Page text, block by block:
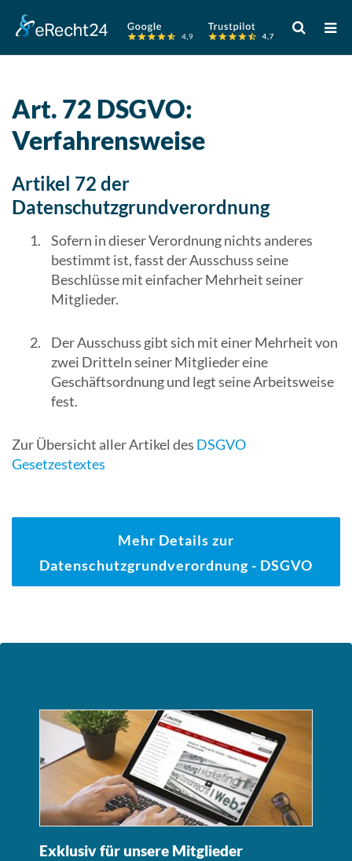
Verwende
die
Pfeile
die
zu
verwenden.
Art. 72 DSGVO:
Verfahrensweise
Artikel 72 der
Datenschutzgrundverordnung
Sofern in dieser Verordnung nichts anderes
bestimmt ist, fasst der Ausschuss seine
Beschlüsse mit einfacher Mehrheit seiner
Mitglieder.
Der Ausschuss gibt sich mit einer Mehrheit von
zwei Dritteln seiner Mitglieder eine
Geschäftsordnung und legt seine Arbeitsweise
fest.
Zur Übersicht aller Artikel des DSGVO
Gesetzestextes
Mehr Details zur
Datenschutzgrundverordnung - DSGVO
Exklusiv für unsere Mitglieder